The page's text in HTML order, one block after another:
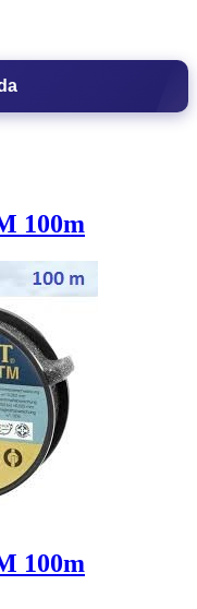
100m
100m